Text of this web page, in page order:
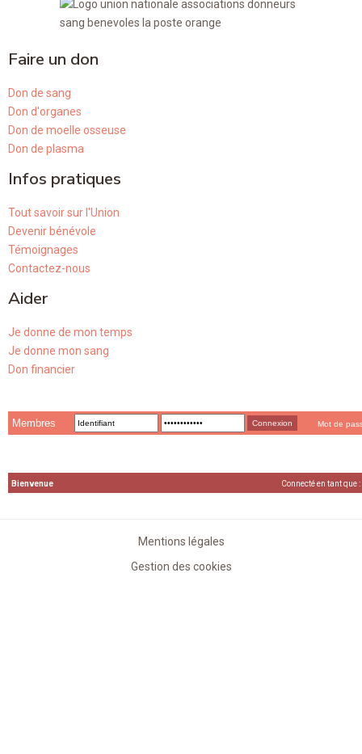
Faire un don
Don de sang
Don d'organes
Don de moelle osseuse
Don de plasma
Infos pratiques
Tout savoir sur l'Union
Devenir bénévole
Témoignages
Contactez-nous
Aider
Je donne de mon temps
Je donne mon sang
Don financier
Membres Mot de
Bienvenue Connecté en tant que :
Mentions légales
Gestion des cookies